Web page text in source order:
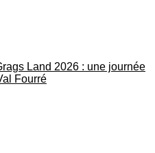
Land 2026 : une journée
Fourré